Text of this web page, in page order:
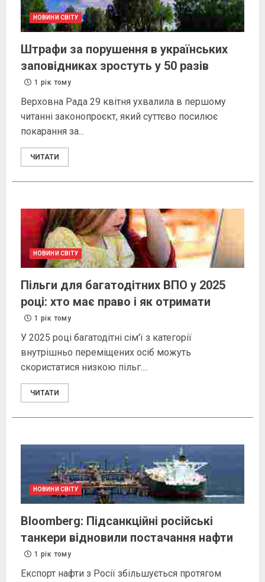
НОВИНИ СВІТУ
Штрафи за порушення в українських
заповідниках зростуть у 50 разів
1 рік тому
Верховна Рада 29 квітня ухвалила в першому
читанні законопроєкт, який суттєво посилює
покарання за...
ЧИТАТИ
НОВИНИ СВІТУ
Пільги для багатодітних ВПО у 2025
році: хто має право і як отримати
1 рік тому
У 2025 році багатодітні сім'ї з категорії
внутрішньо переміщених осіб можуть
скористатися низкою пільг....
ЧИТАТИ
НОВИНИ СВІТУ
Bloomberg: Підсанкційні російські
танкери відновили постачання нафти
1 рік тому
Експорт нафти з Росії збільшується протягом